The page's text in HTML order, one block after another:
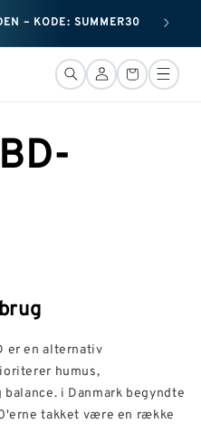
– KODE: SUMMER30 + 25 G
Forbindelse
Kurv
er en alternativ
humus,
i Danmark begyndte
takket være en række